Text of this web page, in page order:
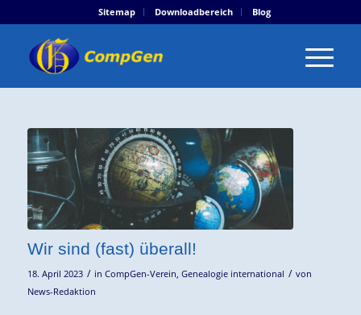
Sitemap Downloadbereich Blog
Wir sind (fast) überall!
18. April 2023 / in CompGen-Verein Genealogie international / von
News-Redaktion